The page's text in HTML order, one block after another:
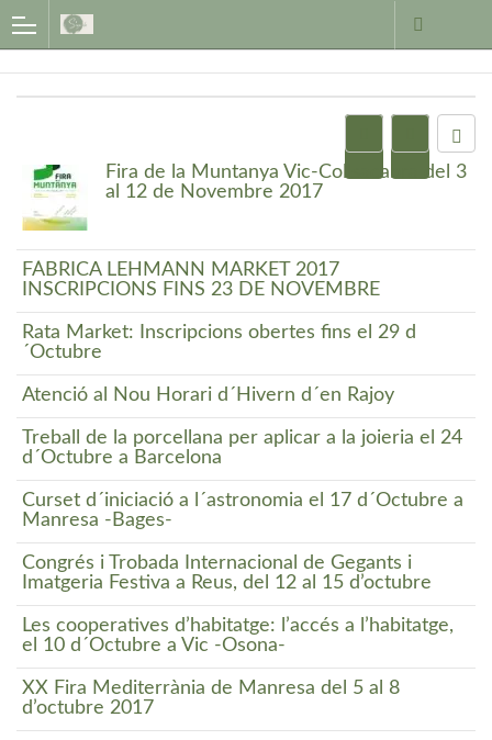
Fira de la Muntanya Vic-Collsacabra del 3
al 12 de Novembre 2017
FÀBRICA LEHMANN MARKET 2017
INSCRIPCIONS FINS 23 DE NOVEMBRE
Rata Market: Inscripcions obertes fins el 29 d
´Octubre
Atenció al Nou Horari d´Hivern d´en Rajoy
Treball de la porcellana per aplicar a la joieria el 24
d´Octubre a Barcelona
Curset d´iniciació a l´astronomia el 17 d´Octubre a
Manresa -Bages-
Congrés i Trobada Internacional de Gegants i
Imatgeria Festiva a Reus, del 12 al 15 d’octubre
Les cooperatives d’habitatge: l’accés a l’habitatge,
el 10 d´Octubre a Vic -Osona-
XX Fira Mediterrània de Manresa del 5 al 8
d’octubre 2017